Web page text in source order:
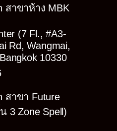
สาขาห้าง MBK
(7 Fl., #A3-
Rd, Wangmai,
10330
สาขา Future
3 Zone Spell)